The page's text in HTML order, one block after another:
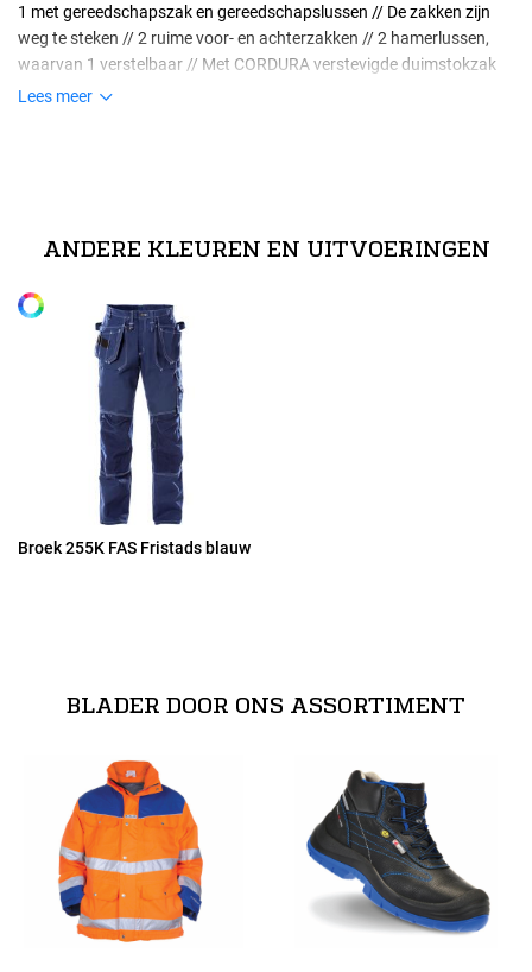
1 met gereedschapszak en gereedschapslussen // De zakken zijn
weg te steken // 2 ruime voor- en achterzakken // 2 hamerlussen,
waarvan 1 verstelbaar // Met CORDURA verstevigde duimstokzak
met pennenzak en knoop en lus voor werkmes // Multifunctionele
Lees meer
48
54
Alle maten
ANDERE KLEUREN EN UITVOERINGEN
Broek 255K FAS Fristads blauw
BLADER DOOR ONS ASSORTIMENT